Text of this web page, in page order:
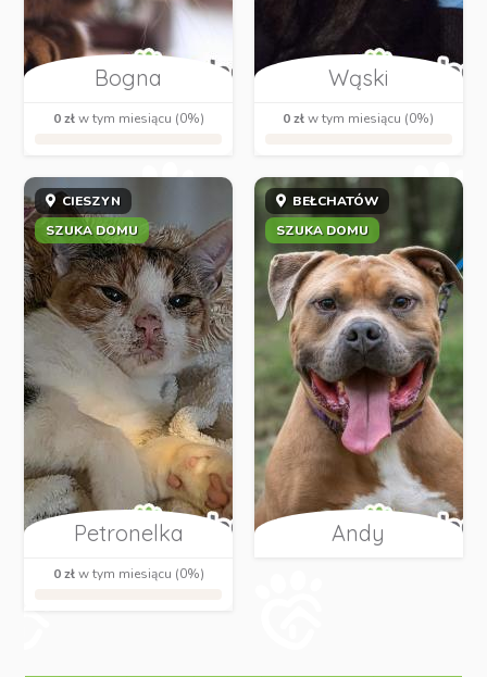
Bogna
0 złw tym miesiącu (0%)
Wąski
0 złw tym miesiącu (0%)
CIESZYN
SZUKA DOMU
Petronelka
0 złw tym miesiącu (0%)
BEŁCHATÓW
SZUKA DOMU
Andy